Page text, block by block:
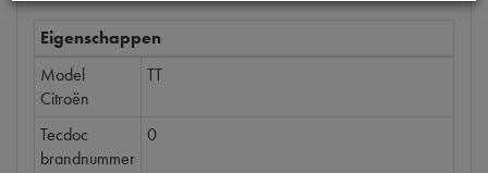
Eigenschappen
Model
Citroën
TT
Tecdoc
brandnummer
0